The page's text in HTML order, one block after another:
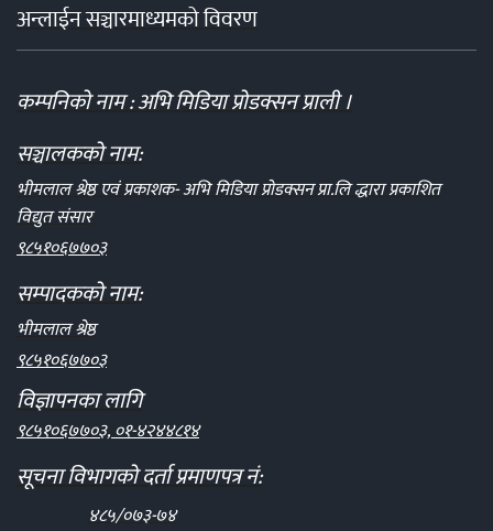
अन्लाईन सञ्चारमाध्यमको विवरण
कम्पनिको नाम : अभि मिडिया प्रोडक्सन प्राली ।
सञ्चालकको नाम:
भीमलाल श्रेष्ठ एवं प्रकाशक- अभि मिडिया प्रोडक्सन प्रा.लि द्धारा प्रकाशित
विद्युत संसार
९८५१०६७७०३
सम्पादकको नाम:
भीमलाल श्रेष्ठ
९८५१०६७७०३
विज्ञापनका लागि
९८५१०६७७०३, ०१-४२४४८१४
सूचना विभागको दर्ता प्रमाणपत्र नं:
४८५/०७३-७४